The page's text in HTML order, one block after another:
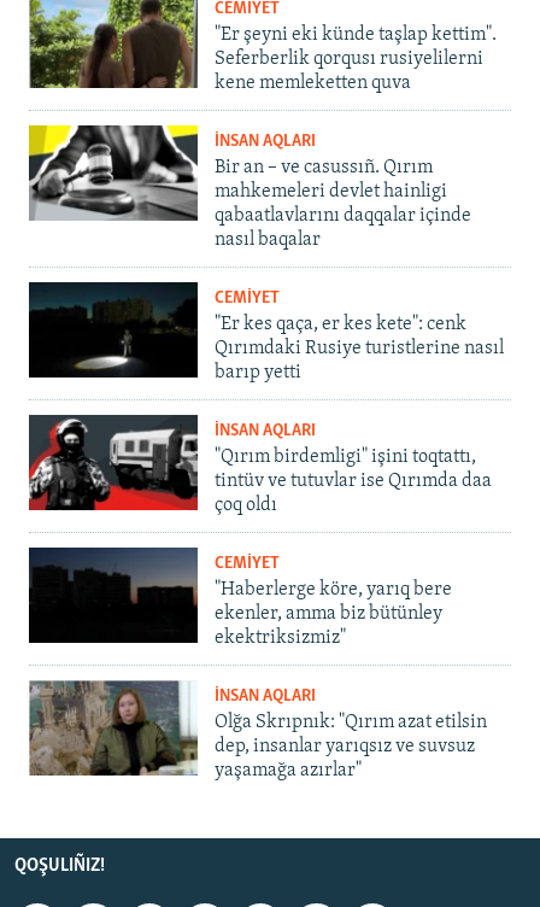
CEMİYET
"Er şeyni eki künde taşlap kettim".
Seferberlik qorqusı rusiyelilerni
kene memleketten quva
İNSAN AQLARI
Bir an – ve casussıñ. Qırım
mahkemeleri devlet hainligi
qabaatlavlarını daqqalar içinde
nasıl baqalar
CEMİYET
"Er kes qaça, er kes kete": cenk
Qırımdaki Rusiye turistlerine nasıl
barıp yetti
İNSAN AQLARI
"Qırım birdemligi" işini toqtattı,
tintüv ve tutuvlar ise Qırımda daa
çoq oldı
CEMİYET
"Haberlerge köre, yarıq bere
ekenler, amma biz bütünley
ekektriksizmiz"
İNSAN AQLARI
Olğa Skrıpnık: "Qırım azat etilsin
dep, insanlar yarıqsız ve suvsuz
yaşamağa azırlar"
QOŞULIÑIZ!